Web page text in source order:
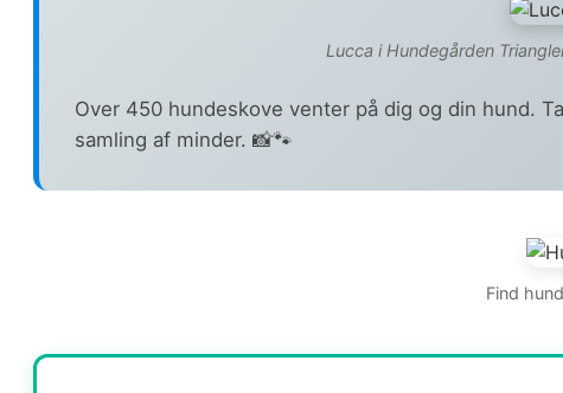
Lucca i Hundegården
Over 450 hundeskove venter på dig og din hund.
samling af minder. 📸🐾
Find